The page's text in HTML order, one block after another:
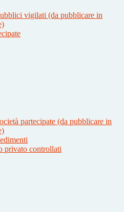
vigilati (da pubblicare in
partecipate (da pubblicare in
privato controllati